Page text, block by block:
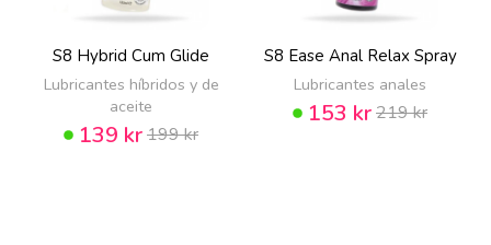
S8 Hybrid Cum Glide
Lubricantes híbridos y de
aceite
139 kr199 kr
S8 Ease Anal Relax Spray
Lubricantes anales
153 kr219 kr